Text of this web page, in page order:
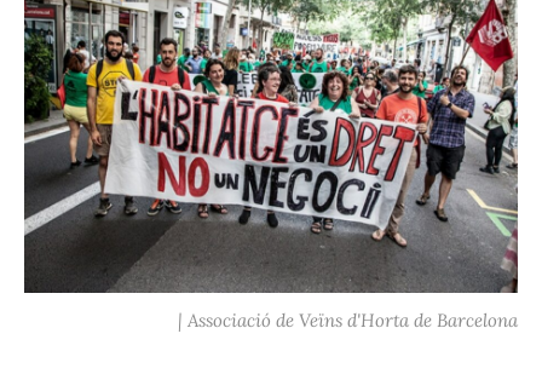
| Associació de Veïns d'Horta de Barcelona